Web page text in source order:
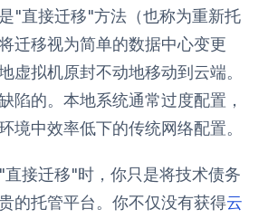
"直接迁移"方法（也称为重新托
迁移视为简单的数据中心变更
拟机原封不动地移动到云端。
陷的。本地系统通常过度配置，
境中效率低下的传统网络配置。
接迁移"时，你只是将技术债务
的托管平台。你不仅没有获得云